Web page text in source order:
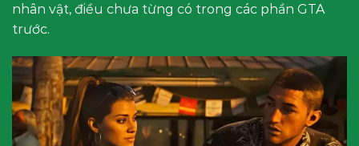
nhân vật, điều chưa từng có trong các phần GTA
trước.